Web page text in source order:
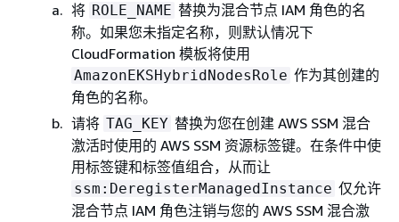
将 ROLE_NAME 替换为混合节点 IAM 角色的名
称。如果您未指定名称，则默认情况下
CloudFormation 模板将使用
AmazonEKSHybridNodesRole 作为其创建的
角色的名称。
请将 TAG_KEY 替换为您在创建 AWS SSM 混合
激活时使用的 AWS SSM 资源标签键。在条件中使
用标签键和标签值组合，从而让
ssm:DeregisterManagedInstance 仅允许
混合节点 IAM 角色注销与您的 AWS SSM 混合激